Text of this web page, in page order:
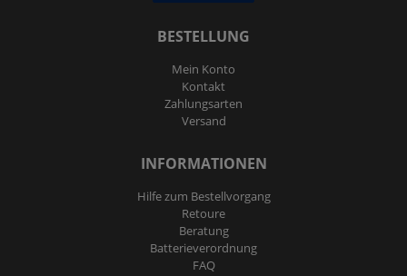
BESTELLUNG
Mein Konto
Kontakt
Zahlungsarten
Versand
INFORMATIONEN
Hilfe zum Bestellvorgang
Retoure
Beratung
Batterieverordnung
FAQ